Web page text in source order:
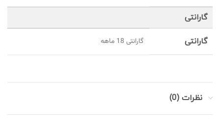
گارانتی
گارانتی گارانتی 18 ماهه
نظرات (0)